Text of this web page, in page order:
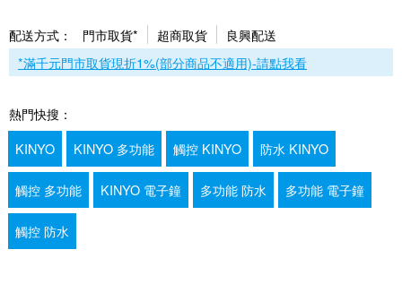
配送方式： 門市取貨* 超商取貨
良興配送
*滿千元門市取貨現折1%(部分商品不適用)-請點我看
熱門快搜：
KINYO
KINYO 多功能 觸控 KINYO 防水 KINYO
觸控 多功能 KINYO 電子鐘 多功能 防水 多功能 電子鐘
觸控 防水